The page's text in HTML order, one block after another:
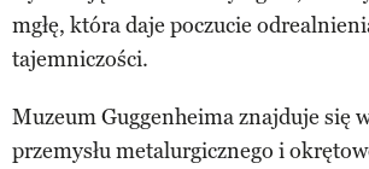
mgłę, która daje poczucie
tajemniczości.
Muzeum Guggenheima znajduje się
przemysłu metalurgicznego i